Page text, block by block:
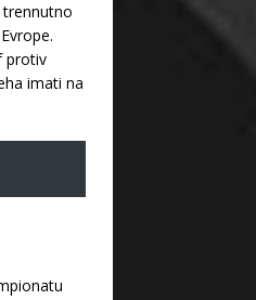
trennutno
protiv
imati na